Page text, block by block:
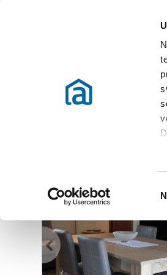
e
i
Case e appartamenti in affitto in tutta Italia
Affitto Bergamo
Appartamenti affitto celadina